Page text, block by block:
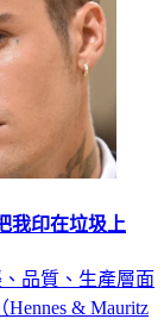
我印在垃圾上
品質、生產層面
& Mauritz